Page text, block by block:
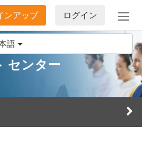
語
ナ
ビ
ー
シ
ョ
の
開
ログイン
ンアップ
センター